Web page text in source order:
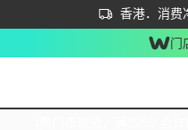
香港．消费
立即成为易
首次APP下单买满
门